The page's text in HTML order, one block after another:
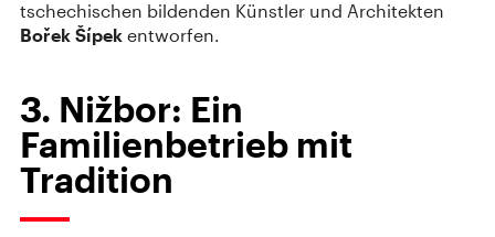
tschechischen bildenden Künstler und Architekten
Bořek Šípek entworfen.
3. Nižbor: Ein
Familienbetrieb mit
Tradition